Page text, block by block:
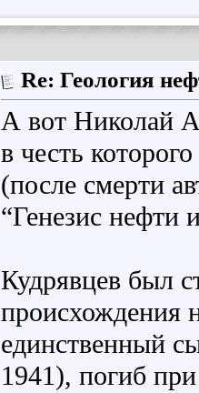
Re: Геология
А вот Николай
в честь
(после смерти
“Генезис нефти
Кудрявцев был
происхождения
единственный
1941), погиб